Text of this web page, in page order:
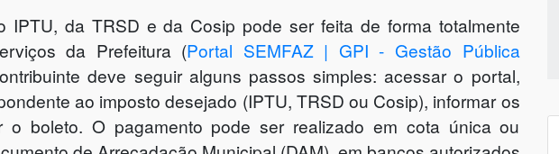
IPTU, da TRSD e da Cosip pode ser feita de forma totalmente
da Prefeitura (Portal SEMFAZ | GPI - Gestão Pública
deve seguir alguns passos simples: acessar o portal,
ao imposto desejado (IPTU, TRSD ou Cosip), informar os
o boleto. O pagamento pode ser realizado em cota única ou